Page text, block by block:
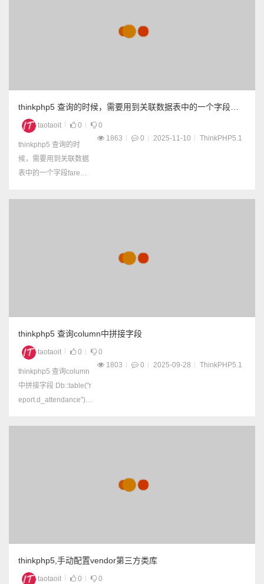
thinkphp5 查询的时候，需要用到关联数据表中的一个字段
fare，如果没有关联，则默认该字段为0，继续参与下面的计算
taotaoit 0
0
1863
0 2025-11-10 ThinkPHP5.1
thinkphp5 查询的时
候，需要用到关联数据
表中的一个字段fare，
该字段为0，继续参与下
thinkphp5 查询column中拼接字段
taotaoit 0
0
1803
0 2025-09-28 ThinkPHP5.1
thinkphp5 查询column
中拼接字段 Db::table("r
eport.d_attendance")->
me) as aidTime');
thinkphp5,手动配置vendor第三方类库
taotaoit 0
0